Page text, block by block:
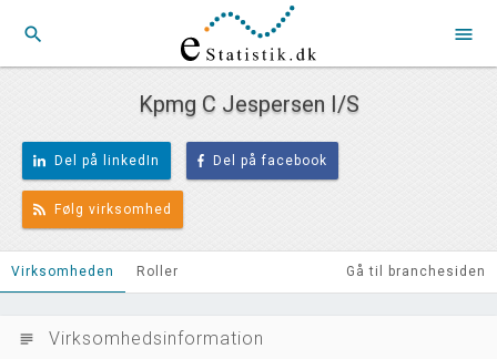
search menu
Kpmg C Jespersen I/S
Del på linkedIn Del på facebook
Følg virksomhed
Virksomheden Roller Gå til branchesiden
subject Virksomhedsinformation